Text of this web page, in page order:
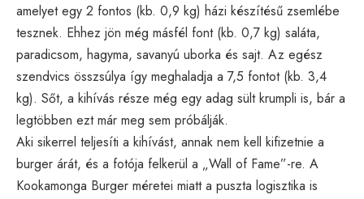
amelyet egy 2 fontos (kb. 0,9 kg) házi készítésű zsemlébe
tesznek. Ehhez jön még másfél font (kb. 0,7 kg) saláta,
paradicsom, hagyma, savanyú uborka és sajt. Az egész
szendvics összsúlya így meghaladja a 7,5 fontot (kb. 3,4
kg). Sőt, a kihívás része még egy adag sült krumpli is, bár a
legtöbben ezt már meg sem próbálják.
Aki sikerrel teljesíti a kihívást, annak nem kell kifizetnie a
burger árát, és a fotója felkerül a „Wall of Fame”-re. A
Kookamonga Burger méretei miatt a puszta logisztika is